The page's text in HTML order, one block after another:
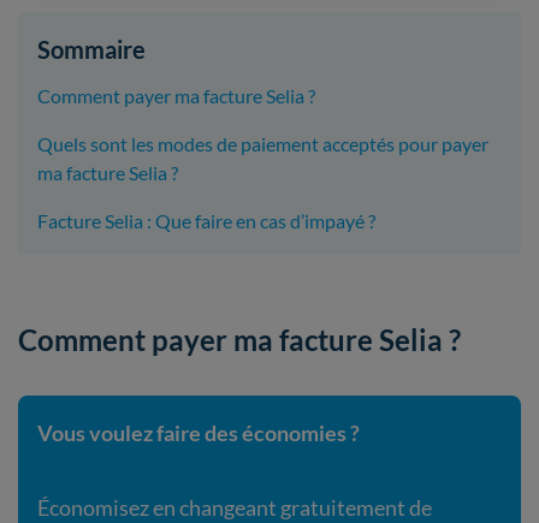
Sommaire
Comment payer ma facture Selia ?
Quels sont les modes de paiement acceptés pour payer
ma facture Selia ?
Facture Selia : Que faire en cas d’impayé ?
Comment payer ma facture Selia ?
Vous voulez faire des économies ?
Économisez en changeant gratuitement de